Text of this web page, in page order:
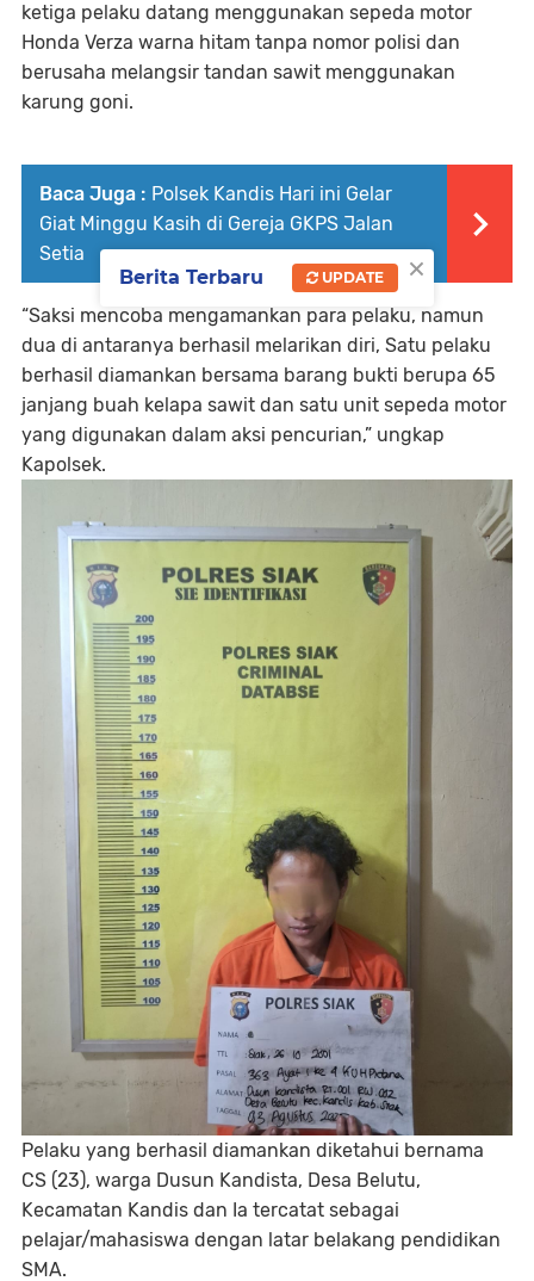
ketiga pelaku datang menggunakan sepeda motor
Honda Verza warna hitam tanpa nomor polisi dan
berusaha melangsir tandan sawit menggunakan
karung goni.
Baca Juga : Polsek Kandis Hari ini Gelar
Giat Minggu Kasih di Gereja GKPS Jalan
Setia
“Saksi mencoba mengamankan para pelaku, namun
dua di antaranya berhasil melarikan diri, Satu pelaku
berhasil diamankan bersama barang bukti berupa 65
janjang buah kelapa sawit dan satu unit sepeda motor
yang digunakan dalam aksi pencurian,” ungkap
Kapolsek.
Pelaku yang berhasil diamankan diketahui bernama
CS (23), warga Dusun Kandista, Desa Belutu,
Kecamatan Kandis dan Ia tercatat sebagai
pelajar/mahasiswa dengan latar belakang pendidikan
SMA.
×
Berita Terbaru UPDATE